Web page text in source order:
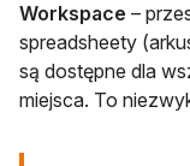
Workspace –
spreadsheety
są dostępne dla
miejsca. To